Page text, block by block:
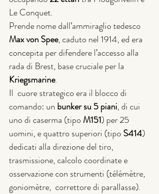
Le Conquet.
Prende nome dall’ammiraglio tedesco
Max von Spee, caduto nel 1914, ed era
concepita per difendere l’accesso alla
rada di Brest, base cruciale per la
Kriegsmarine.
Il  cuore strategico era il blocco di
comando: un bunker su 5 piani, di cui
uno di caserma (tipo M151) per 25
uomini, e quattro superiori (tipo S414)
dedicati alla direzione del tiro,
trasmissione, calcolo coordinate e
osservazione con strumenti (télémètre,
goniomètre,  correttore di parallasse).